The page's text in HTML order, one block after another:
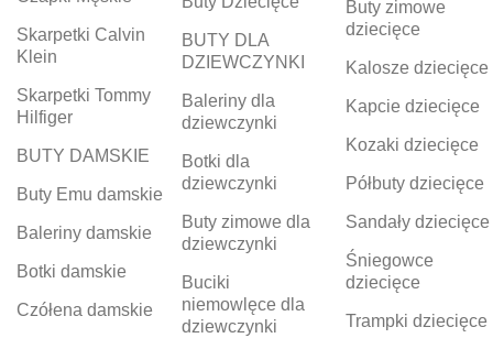
Skarpetki Calvin
Klein
Skarpetki Tommy
Hilfiger
BUTY DAMSKIE
Buty Emu damskie
Baleriny damskie
Botki damskie
Czółena damskie
BUTY DLA
DZIEWCZYNKI
Baleriny dla
dziewczynki
Botki dla
dziewczynki
Buty zimowe dla
dziewczynki
Buciki
niemowlęce dla
dziewczynki
Buty zimowe
dziecięce
Kalosze dziecięce
Kapcie dziecięce
Kozaki dziecięce
Półbuty dziecięce
Sandały dziecięce
Śniegowce
dziecięce
Trampki dziecięce